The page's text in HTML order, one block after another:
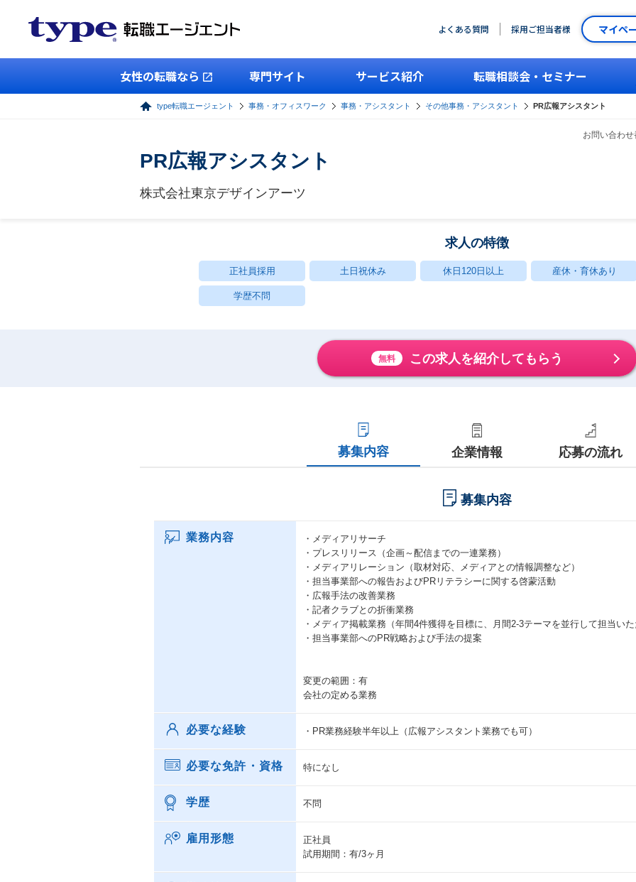
よくある質問 採用ご担当者様 マイペ
女性の転職なら 専門サイト サービス紹介 転職相談会・セミナー
type転職エージェント 事務・オフィスワーク 事務・アシスタント その他事務・アシスタント PR広報アシスタント
お問い合わ
PR広報アシスタント
株式会社東京デザインアーツ
求人の特徴
正社員採用 土日祝休み 休日120日以上 産休・育休あり
学歴不問
無料 この求人を紹介してもらう
募集内容 企業情報 応募の流れ
募集内容
業務内容
・メディアリサーチ
・プレスリリース（企画～配信までの一連業務）
・メディアリレーション（取材対応、メディアとの情報調整など）
・担当事業部への報告およびPRリテラシーに関する啓蒙活動
・広報手法の改善業務
・記者クラブとの折衝業務
・メディア掲載業務（年間4件獲得を目標に、月間2-3テーマを並行して担当いた
・担当事業部へのPR戦略および手法の提案
変更の範囲：有
会社の定める業務
必要な経験 ・PR業務経験半年以上（広報アシスタント業務でも可）
必要な免許・資格 特になし
学歴 不問
雇用形態
正社員
試用期間：有/3ヶ月